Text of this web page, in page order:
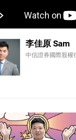
李佳原 Sam
中信證券國際股權